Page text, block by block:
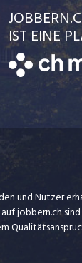
IST EINE
und Nutzer
jobbern.ch